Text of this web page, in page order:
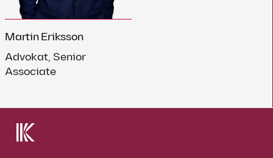
Martin Eriksson
Advokat, Senior
Associate